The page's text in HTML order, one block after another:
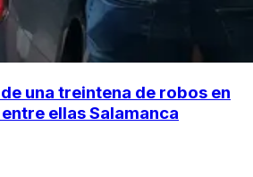
una treintena de robos en
ellas Salamanca